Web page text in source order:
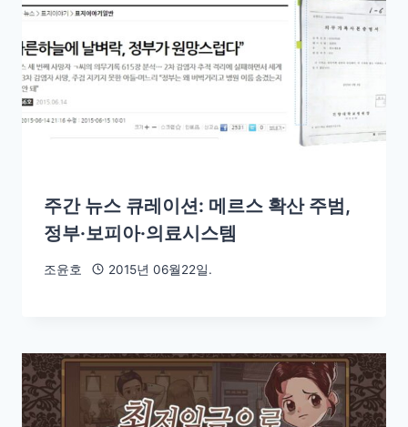
주간 뉴스 큐레이션: 메르스 확산 주범,
정부·보피아·의료시스템
조윤호 2015년 06월22일.